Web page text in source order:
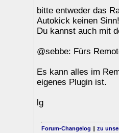
bitte entweder das
Autokick keinen Sinn!
Du kannst auch mit
@sebbe: Fürs
Es kann alles im
eigenes Plugin ist.
lg
Forum-Changelog || zu